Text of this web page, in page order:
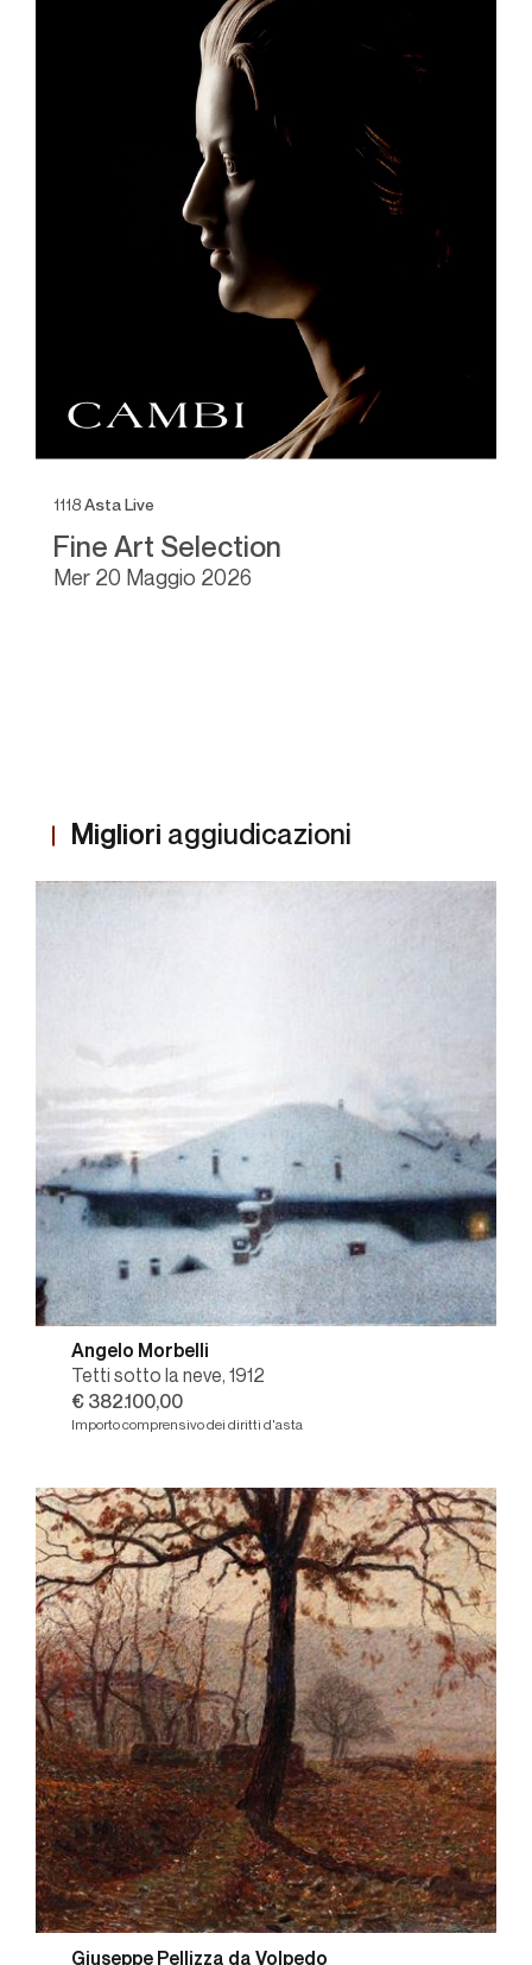
1118 Asta Live
Fine Art Selection
mer 20 Maggio 2026
Migliori aggiudicazioni
Angelo Morbelli
Tetti sotto la neve, 1912
€ 382.100,00
Importo comprensivo dei diritti d'asta
Giuseppe Pellizza da Volpedo